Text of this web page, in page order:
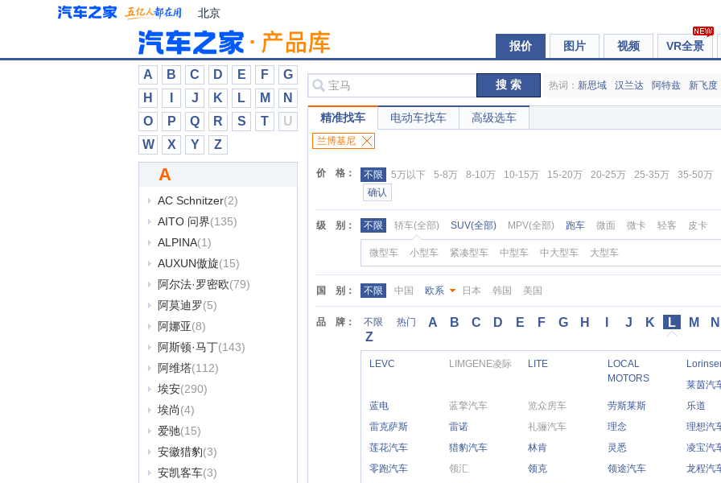
北京
报价 图片 视频 VR全景
A B C D E F
G
H
J K L M
N
O
P Q R S T
U
W
X Y Z
A
AC Schnitzer(2)
AITO 问界(135)
ALPINA(1)
AUXUN傲旋(15)
阿尔法·罗密欧(79)
阿莫迪罗(5)
阿娜亚(8)
阿斯顿·马丁(143)
阿维塔(112)
埃安(290)
埃尚(4)
爱驰(15)
安徽猎豹(3)
安凯客车(3)
A
搜 索 热词： 新思域 汉兰达 阿特兹 新飞度
精准找车 电动车找车 高级选车
兰博基尼
价 格： 不限 5万以下 5-8万 8-10万 10-15万 15-20万 20-25万 25-35万
35-50万
确认
级 别： 不限 轿车(全部) SUV(全部) MPV(全部) 跑车 微面 微卡 轻客 皮卡
微型车 小型车 紧凑型车 中型车 中大型车 大型车
国 别： 不限 中国 欧系 日本 韩国 美国
品 牌： 不限 热门 A B C D E F G H J K L M
N
Z
LEVC LIMGENE凌际 LITE
LOCAL
MOTORS
莱茵汽
蓝电
蓝擎汽车 览众房车 劳斯莱斯
乐道
雷克萨斯
雷诺 礼骊汽车 理念
理想汽
莲花汽车
猎豹汽车 林肯 灵悉
凌宝汽
零跑汽车
领汇 领克 领途汽车
龙程汽